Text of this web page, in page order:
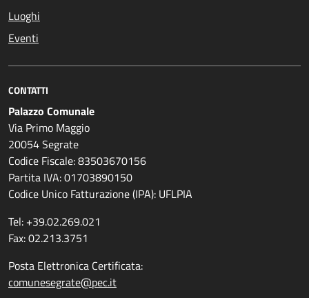
Luoghi
Eventi
CONTATTI
Palazzo Comunale
Via Primo Maggio
20054 Segrate
Codice Fiscale: 83503670156
Partita IVA: 01703890150
Codice Unico Fatturazione (IPA): UFLPIA
Tel: +39.02.269.021
Fax: 02.213.3751
Posta Elettronica Certificata:
comunesegrate@pec.it